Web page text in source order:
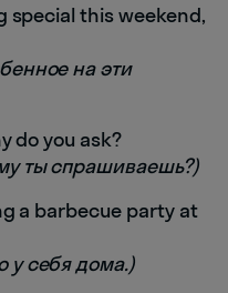
special this weekend,
на эти
do you ask?
ты спрашиваешь?)
a barbecue party at
у себя дома.)